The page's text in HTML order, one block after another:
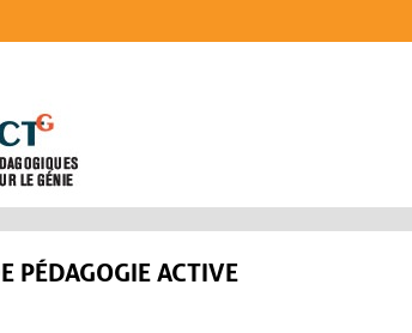
PÉDAGOGIE ACTIVE